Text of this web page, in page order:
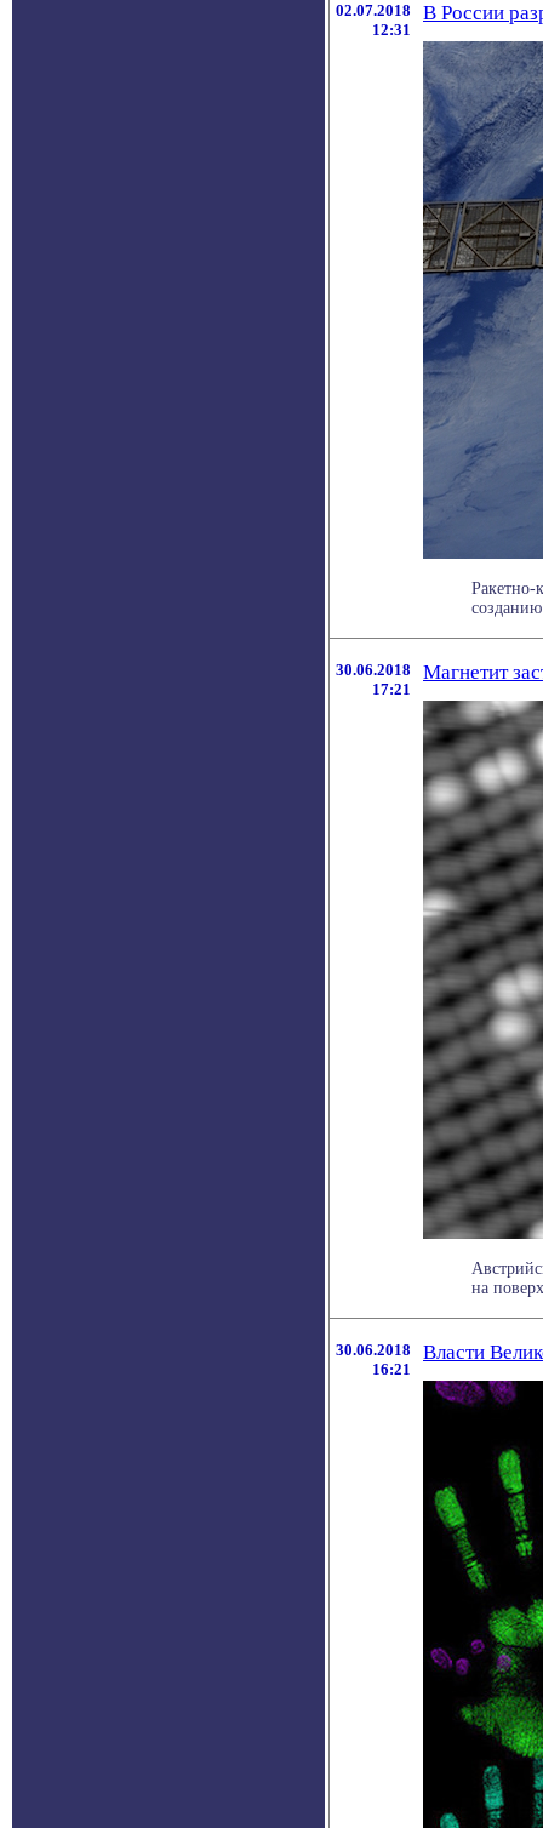
02.07.2018
12:31
В России
Ракетно-
30.06.2018
17:21
Магнетит
на
30.06.2018
16:21
Власти